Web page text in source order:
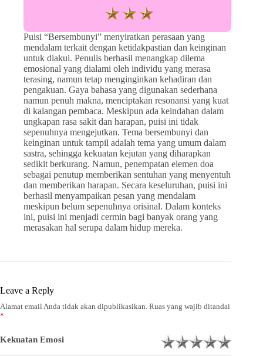
Puisi “Bersembunyi” menyiratkan perasaan yang
mendalam terkait dengan ketidakpastian dan keinginan
untuk diakui. Penulis berhasil menangkap dilema
emosional yang dialami oleh individu yang merasa
terasing, namun tetap menginginkan kehadiran dan
pengakuan. Gaya bahasa yang digunakan sederhana
namun penuh makna, menciptakan resonansi yang kuat
di kalangan pembaca. Meskipun ada keindahan dalam
ungkapan rasa sakit dan harapan, puisi ini tidak
sepenuhnya mengejutkan. Tema bersembunyi dan
keinginan untuk tampil adalah tema yang umum dalam
sastra, sehingga kekuatan kejutan yang diharapkan
sedikit berkurang. Namun, penempatan elemen doa
sebagai penutup memberikan sentuhan yang menyentuh
dan memberikan harapan. Secara keseluruhan, puisi ini
berhasil menyampaikan pesan yang mendalam
meskipun belum sepenuhnya orisinal. Dalam konteks
ini, puisi ini menjadi cermin bagi banyak orang yang
merasakan hal serupa dalam hidup mereka.
Leave a Reply
Alamat email Anda tidak akan dipublikasikan. Ruas yang wajib ditandai
*
Kekuatan Emosi